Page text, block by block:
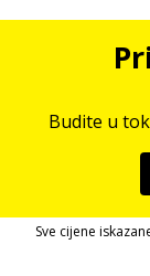
Budite u
Sve cijene